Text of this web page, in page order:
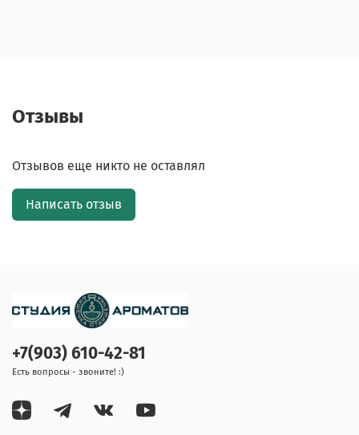
Отзывы
Отзывов еще никто не оставлял
Написать отзыв
+7(903) 610-42-81
Есть вопросы - звоните! :)